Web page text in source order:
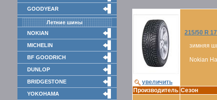
GOODYEAR
Летние шины
NOKIAN
MICHELIN
BF GOODRICH
DUNLOP
BRIDGESTONE
YOKOHAMA
увеличить
215/50 R
зимняя
Nokian
Производитель Сезон